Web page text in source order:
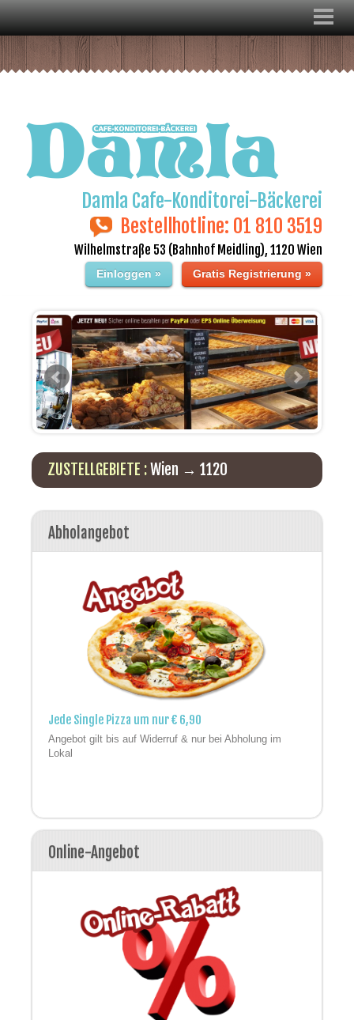
Damla Cafe-Konditorei-Bäckerei
Bestellhotline: 01 810 3519
Wilhelmstraße 53 (Bahnhof Meidling), 1120 Wien
Einloggen » Gratis Registrierung »
ZUSTELLGEBIETE :Wien → 1120
Abholangebot
Jede Single Pizza um nur € 6,90
Angebot gilt bis auf Widerruf & nur bei Abholung im
Lokal
Online-Angebot